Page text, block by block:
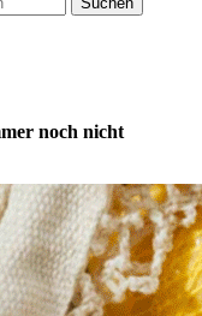
noch nicht